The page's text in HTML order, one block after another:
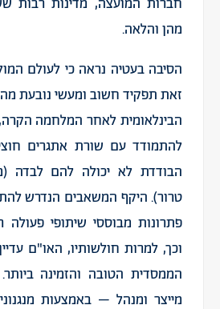
מהן והלאה.
הסיבה בעטיה נראה כי לעולם
זאת תפקיד חשוב ומעשי נובעת
הבינלאומית לאחר המלחמה
להתמודד עם שורת אתגרים
הבודדת לא יכולה להם לבדה
טרור). היקף המשאבים הנדרש
פתרונות מבוססי שיתופי
וכך, למרות חולשותיו, האו"ם
הממסדית הטובה והזמינה
מייצר ומנהל – באמצעות